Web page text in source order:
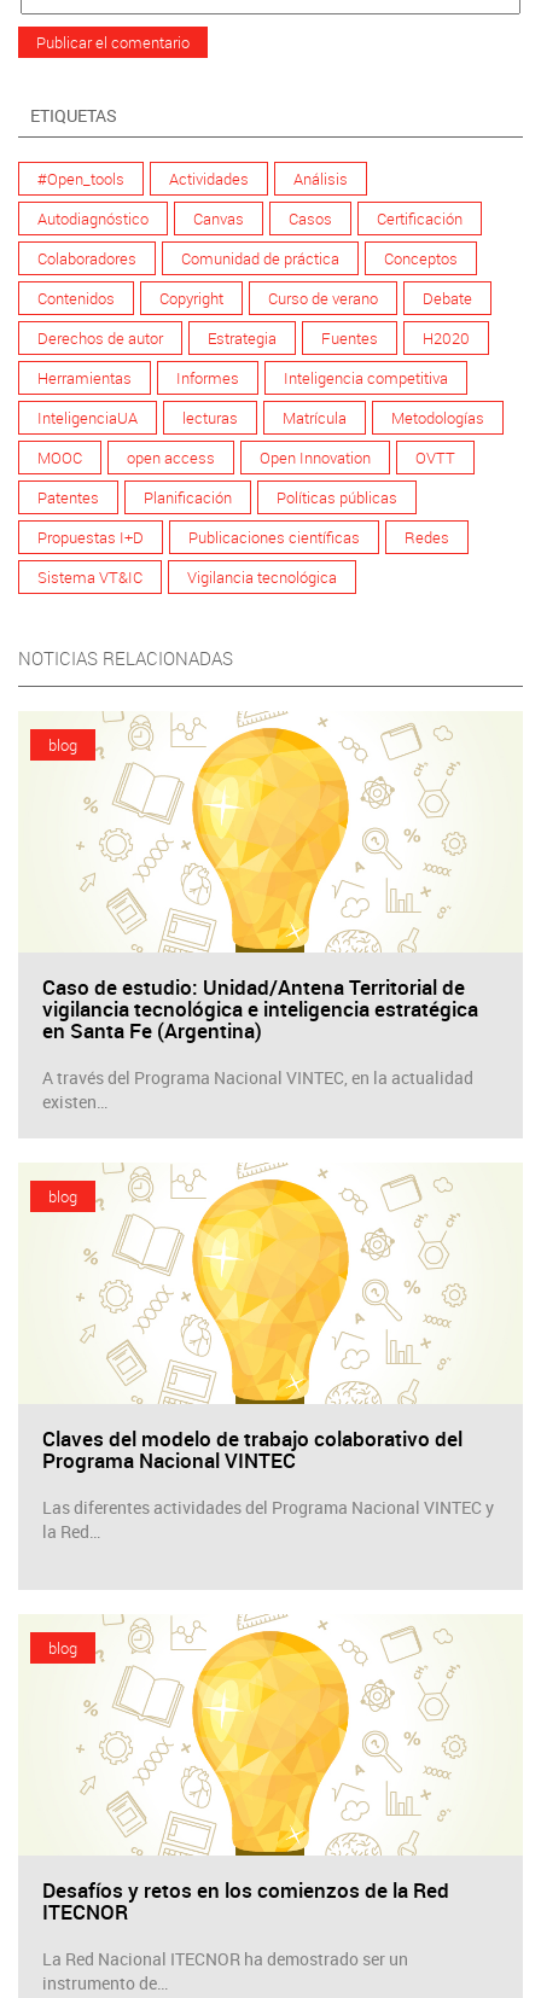
ETIQUETAS
#Open_tools Actividades
Análisis
Autodiagnóstico
Canvas Casos
Certificación
Colaboradores
Comunidad de práctica
Conceptos
Contenidos
Copyright Curso de verano
Debate
Derechos de autor
Estrategia Fuentes
H2020
Herramientas
Informes
Inteligencia competitiva
InteligenciaUA
lecturas Matrícula
Metodologías
MOOC
open access Open Innovation
OVTT
Patentes
Planificación
Políticas públicas
Propuestas I+D
Publicaciones científicas
Redes
Sistema VT&IC
Vigilancia tecnológica
NOTICIAS RELACIONADAS
blog
Caso de estudio: Unidad/Antena Territorial de
vigilancia tecnológica e inteligencia estratégica
en Santa Fe (Argentina)
A través del Programa Nacional VINTEC, en la actualidad
existen…
blog
Claves del modelo de trabajo colaborativo del
Programa Nacional VINTEC
Las diferentes actividades del Programa Nacional VINTEC y
la Red…
blog
Desafíos y retos en los comienzos de la Red
ITECNOR
La Red Nacional ITECNOR ha demostrado ser un
instrumento de…